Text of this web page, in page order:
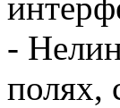
-
полях,